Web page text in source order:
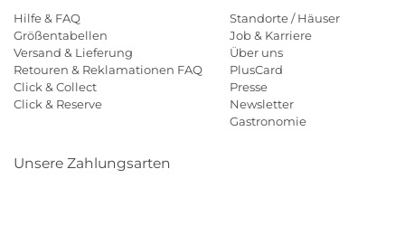
Hilfe & FAQ
Größentabellen
Versand & Lieferung
Retouren & Reklamationen FAQ
Click & Collect
Click & Reserve
Standorte / Häuser
Job & Karriere
Über uns
PlusCard
Presse
Newsletter
Gastronomie
Unsere Zahlungsarten